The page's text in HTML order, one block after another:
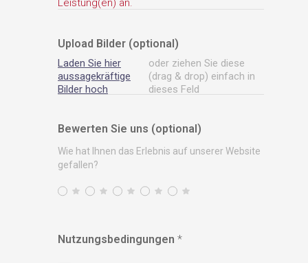
Upload Bilder (optional)
Laden Sie hier
aussagekräftige
Bilder hoch
oder ziehen Sie diese
(drag & drop) einfach in
dieses Feld
Bewerten Sie uns (optional)
Wie hat Ihnen das Erlebnis auf unserer Website
gefallen?
Nutzungsbedingungen *